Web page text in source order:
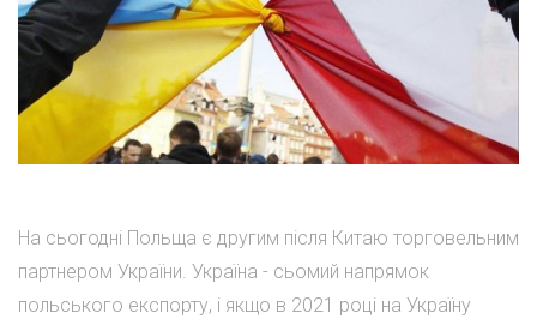
На сьогодні Польща є другим після Китаю торговельним
партнером України. Україна - сьомий напрямок
польського експорту, і якщо в 2021 році на Україну